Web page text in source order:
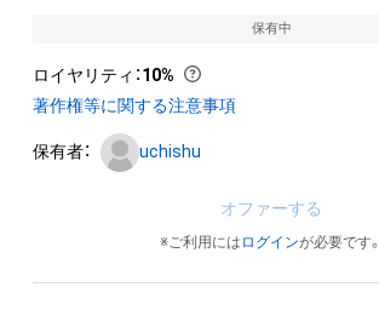
保有中
ロイヤリティ ：10%
著作権等に関する注意事項
保有者： uchishu
オファーする
※ご利用には ログインが必要です。